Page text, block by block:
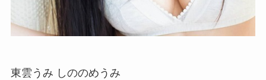
東雲うみ しののめうみ